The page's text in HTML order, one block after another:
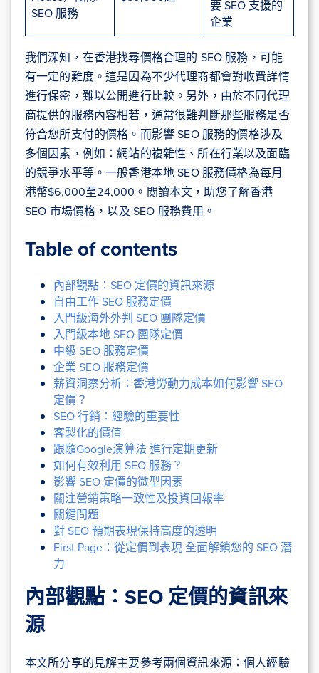
SEO 服務
要 SEO 支援的
企業
我們深知，在香港找尋價格合理的 SEO 服務，可能
有一定的難度。這是因為不少代理商都會對收費詳情
進行保密，難以公開進行比較。另外，由於不同代理
商提供的服務內容相若，通常很難判斷那些服務是否
符合您所支付的價格。而影響 SEO 服務的價格涉及
多個因素，例如：網站的複雜性、所在行業以及面臨
的競爭水平等。一般香港本地 SEO 服務價格為每月
港幣$6,000至24,000。閲讀本文，助您了解香港
SEO 市場價格，以及 SEO 服務費用。
Table of contents
內部觀點：SEO 定價的資訊來源
自由工作 SEO 服務定價
入門級海外外判 SEO 團隊定價
入門級本地 SEO 團隊定價
中級 SEO 服務定價
企業 SEO 服務定價
薪資洞察分析：香港勞動力成本如何影響 SEO
定價？
SEO 行銷：經驗的重要性
客製化的價值
跟隨Google演算法 進行定期更新
如何有效利用 SEO 服務？
影響 SEO 定價的微型因素
關注營銷策略一致性及投資回報率
關鍵問題
對 SEO 預期表現保持高度的透明
First Page：從定價到表現 全面解鎖您的 SEO 潛
力
內部觀點：SEO 定價的資訊來
源
本文所分享的見解主要參考兩個資訊來源：個人經驗